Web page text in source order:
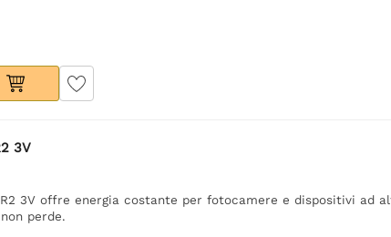
3V
3V offre energia costante per fotocamere e dispositivi ad
perde.